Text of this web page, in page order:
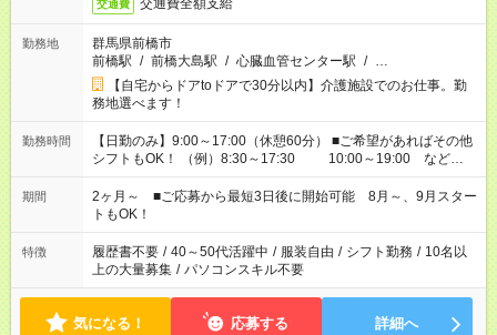
交通費 交通費全額支給
勤務地
群馬県前橋市
前橋駅 / 前橋大島駅 / 心臓血管センター駅 / …
【自宅からドアtoドアで30分以内】介護施設でのお仕事。勤
務地選べます！
勤務時間
【日勤のみ】9:00～17:00（休憩60分） ■ご希望があればその他
シフトもOK！ （例）8:30～17:30 10:00～19:00 など
「家族とお休みを合わせたい」 「できれば残業はしたくない」
など、あなたのご希望に沿ったお仕事をご紹介します！ ※Wワ
ーク希望の方へ 今ご覧のお仕事で希望する勤務時間と、もう1つ
のお仕事の勤務時間。 合計で週40時間を超える場合は応募でき
ません
期間
2ヶ月～ ■ご応募から最短3日後に開始可能 8月～、9月スター
トもOK！
特徴 履歴書不要 / 40～50代活躍中 / 服装自由 / シフト勤務 / 10名以
上の大量募集 / パソコンスキル不要
気になる！ 応募する 詳細へ